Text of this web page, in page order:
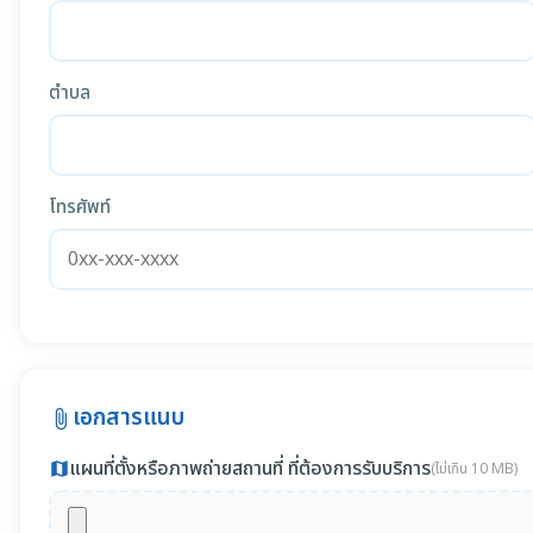
ตำบล
โทรศัพท์
attach_file เอกสารแนบ
mapแผนที่ตั้งหรือภาพถ่ายสถานที่ ที่ต้องการรับบริการ(ไม่เกิน 10 MB)